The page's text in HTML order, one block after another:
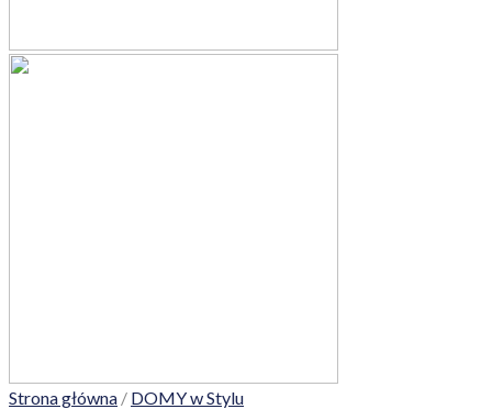
Strona główna / DOMY w Stylu